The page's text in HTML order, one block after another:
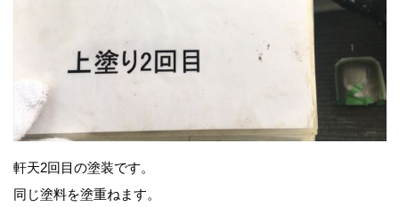
軒天2回目の塗装です。
同じ塗料を塗重ねます。